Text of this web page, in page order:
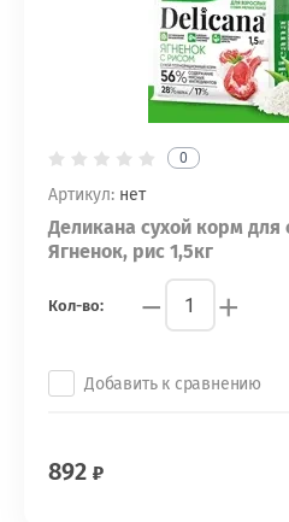
0
Артикул: нет
Деликана сухой корм для
Ягненок, рис 1,5кг
Кол-во: − +
Добавить к сравнению
892